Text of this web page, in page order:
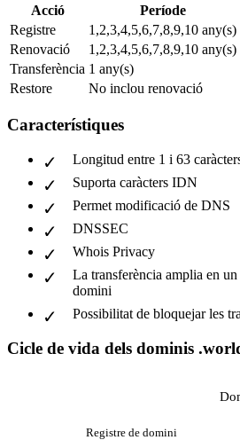
Acció Període
Registre
1,2,3,4,5,6,7,8,9,10 any(s)
Renovació
1,2,3,4,5,6,7,8,9,10 any(s)
Transferència 1 any(s)
Restore
No inclou renovació
Característiques
Longitud entre 1 i 63
Suporta caràcters IDN
Permet modificació de DNS
DNSSEC
Whois Privacy
La transferència amplia en
domini
Possibilitat de bloquejar les
Cicle de vida dels dominis
Registre de domini